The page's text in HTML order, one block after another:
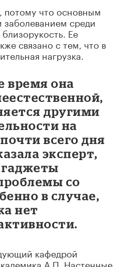
что основным
среди
Ее
связано с тем, что в
нагрузка.
время она
другими
на
всего дня
эксперт,
гаджеты
со
в случае,
нет
кафедрой
А.П. Настенные